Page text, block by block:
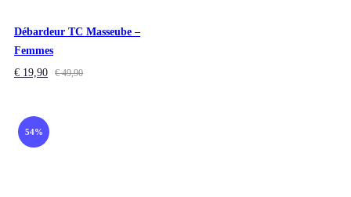
Débardeur TC Masseube –
Femmes
€ 19,90 €49,90
54%